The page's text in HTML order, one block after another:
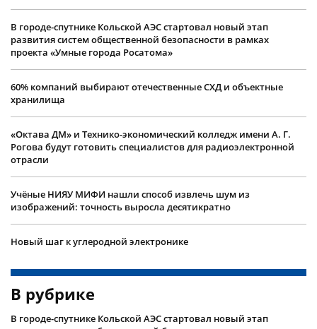
В городе-спутнике Кольской АЭС стартовал новый этап
развития систем общественной безопасности в рамках
проекта «Умные города Росатома»
60% компаний выбирают отечественные СХД и объектные
хранилища
«Октава ДМ» и Технико-экономический колледж имени А. Г.
Рогова будут готовить специалистов для радиоэлектронной
отрасли
Учëные НИЯУ МИФИ нашли способ извлечь шум из
изображений: точность выросла десятикратно
Новый шаг к углеродной электронике
В рубрике
В городе-спутнике Кольской АЭС стартовал новый этап